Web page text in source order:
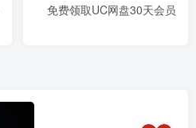
免费领取UC网盘30天会员